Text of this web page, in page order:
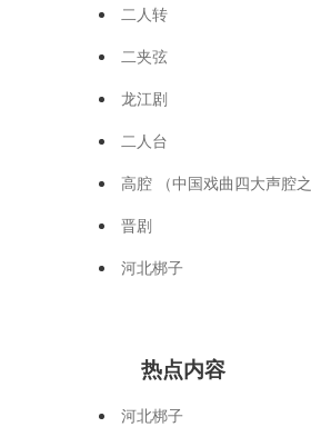
二人转
二夹弦
龙江剧
二人台
高腔 （中国戏曲四大声腔之
晋剧
河北梆子
热点内容
河北梆子